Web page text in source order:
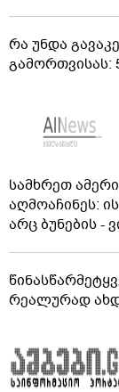
რა უნდა
გამორთვისას:
სამხრეთ
აღმოაჩინეს:
არც ბუნების -
რეალურად